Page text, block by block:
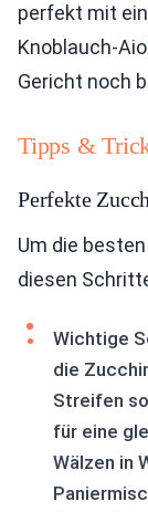
perfekt mit
Knoblauch-
Gericht noch
Tipps &
Perfekte
Um die
diesen
Wichtige
die
Streifen
für eine
Wälzen in